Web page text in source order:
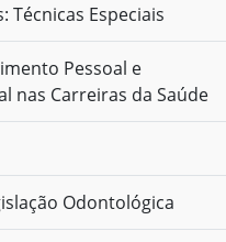
Técnicas Especiais
Pessoal e
nas Carreiras da Saúde
Odontológica